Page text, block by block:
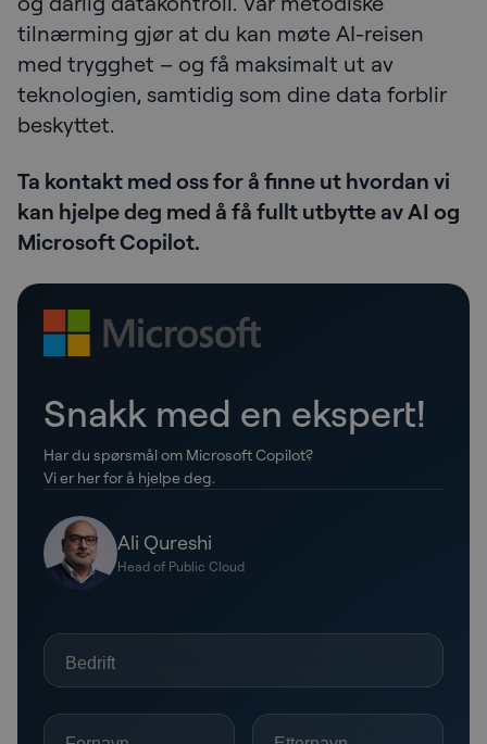
tilnærming gjør at du kan møte AI-reisen
med trygghet – og få maksimalt ut av
teknologien, samtidig som dine data forblir
beskyttet.
Ta kontakt med oss for å finne ut hvordan vi
kan hjelpe deg med å få fullt utbytte av AI og
Microsoft Copilot.
Snakk med en ekspert!
Har du spørsmål om Microsoft Copilot?
Vi er her for å hjelpe deg.
Ali Qureshi
Head of Public Cloud